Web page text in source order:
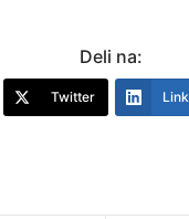
Deli na:
Twitter